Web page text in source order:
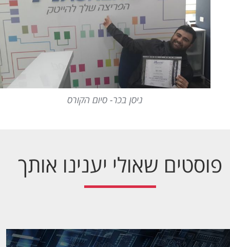
ניסן בכר- סיום הקורס
פוסטים שאולי יענינו אותך